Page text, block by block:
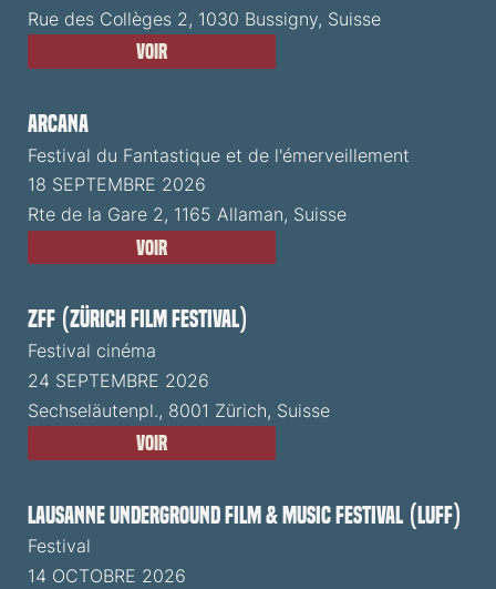
Rue des Collèges 2, 1030 Bussigny, Suisse
Voir
ARCANA
Festival du Fantastique et de l'émerveillement
18 SEPTEMBRE 2026
Rte de la Gare 2, 1165 Allaman, Suisse
Voir
ZFF (Zürich Film Festival)
Festival cinéma
24 SEPTEMBRE 2026
Sechseläutenpl., 8001 Zürich, Suisse
Voir
Lausanne Underground Film & Music Festival (LUFF)
Festival
14 OCTOBRE 2026